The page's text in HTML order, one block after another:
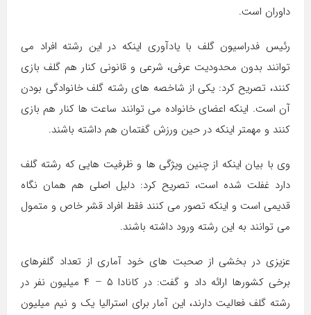
داوران است.
رئیس فدراسیون گلف با یادآوری اینکه در این رشته افراد می
توانند بدون محدودیت عرفی، شرعی و قانونی کنار هم گلف بازی
کنند، تصریح کرد: یکی از شاخصه های رشته گلف خانوادگی بودن
آن است. اینکه اعضای خانواده می توانند ساعت ها کنار هم بازی
کنند و مهمتر اینکه در حین ورزش گفتمان هم داشته باشند.
وی با بیان اینکه از چنین ویژگی ها و ظرفیت هایی که رشته گلف
دارد غفلت شده است، تصریح کرد: دلیل اصلی هم همان نگاه
قدیمی است و اینکه تصور می کنند فقط افراد قشر خاص و متمول
می توانند به این رشته ورود داشته باشند.
عزیزی در بخشی از صحبت های خود آماری از تعداد گلفرهای
برخی کشورها ارائه داد و گفت: در کانادا ۵ – ۴ میلیون نفر در
رشته گلف فعالیت دارند، این آمار برای استرالیا یک و نیم میلیون